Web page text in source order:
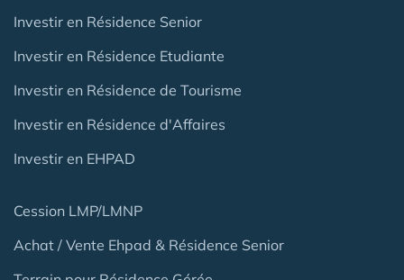
Investir en Résidence Senior
Investir en Résidence Etudiante
Investir en Résidence de Tourisme
Investir en Résidence d'Affaires
Investir en EHPAD
Cession LMP/LMNP
Achat / Vente Ehpad & Résidence Senior